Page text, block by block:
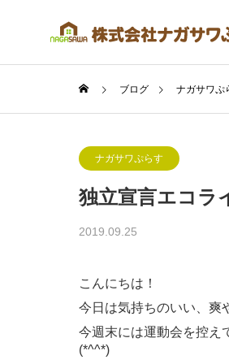
事業内容
ブログ ナガサワぷ
ナガサワぷらす
独立宣言エコラ
2019.09.25
こんにちは！
今日は気持ちのいい、爽
今週末には運動会を控え
(*^^*)